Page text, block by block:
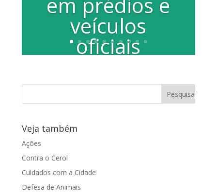
veículos
oficiais
Veja também
Ações
Contra o Cerol
Cuidados com a Cidade
Defesa de Animais